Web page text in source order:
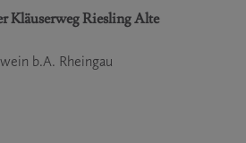
Kläuserweg Riesling Alte
b.A. Rheingau